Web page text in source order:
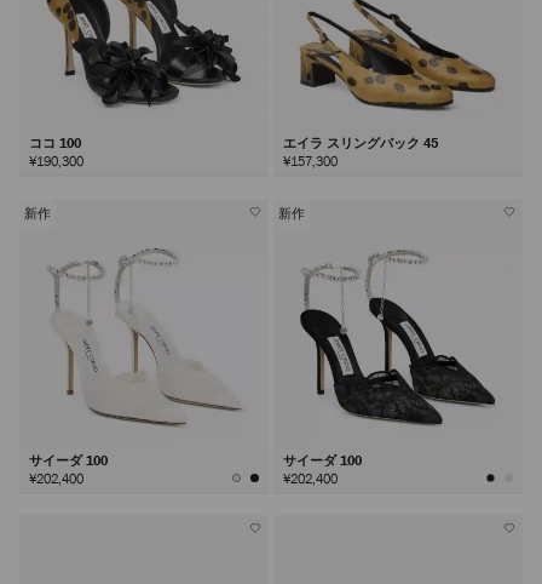
ココ 100
¥190,300
エイラ スリングバック 45
¥157,300
新作
サイーダ 100
¥202,400
新作
サイーダ 100
¥202,400